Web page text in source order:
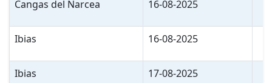
Cangas del Narcea 16-08-2025
Ibias 16-08-2025
Ibias 17-08-2025